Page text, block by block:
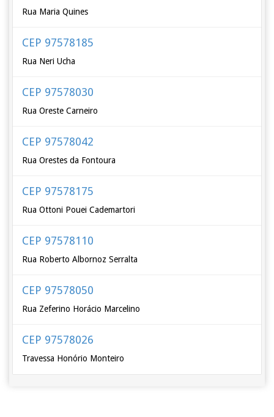
Rua Maria Quines
CEP 97578185
Rua Neri Ucha
CEP 97578030
Rua Oreste Carneiro
CEP 97578042
Rua Orestes da Fontoura
CEP 97578175
Rua Ottoni Pouei Cademartori
CEP 97578110
Rua Roberto Albornoz Serralta
CEP 97578050
Rua Zeferino Horácio Marcelino
CEP 97578026
Travessa Honório Monteiro